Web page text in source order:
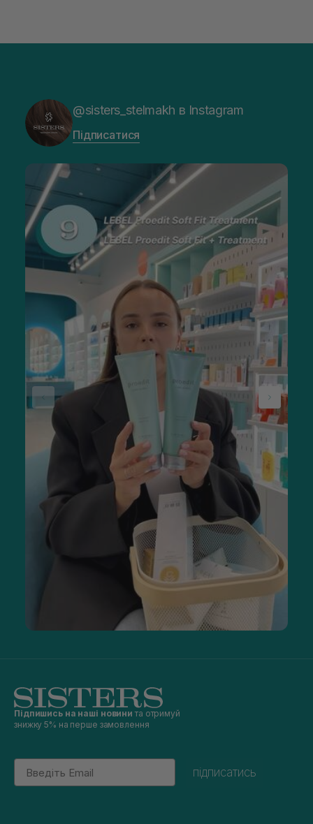
@sisters_stelmakh в Instagram
Підписатися
Підпишись на наші новини та отримуй
знижку 5% на перше замовлення
Email
підписатись